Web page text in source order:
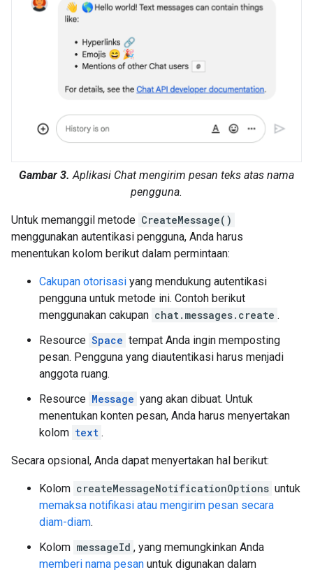
Gambar 3. Aplikasi Chat mengirim pesan teks atas nama
pengguna.
Untuk memanggil metode CreateMessage()
menggunakan autentikasi pengguna, Anda harus
menentukan kolom berikut dalam permintaan:
Cakupan otorisasi yang mendukung autentikasi
pengguna untuk metode ini. Contoh berikut
menggunakan cakupan chat.messages.create .
Resource Space tempat Anda ingin memposting
pesan. Pengguna yang diautentikasi harus menjadi
anggota ruang.
Resource Message yang akan dibuat. Untuk
menentukan konten pesan, Anda harus menyertakan
kolom text .
Secara opsional, Anda dapat menyertakan hal berikut:
Kolom createMessageNotificationOptions untuk
memaksa notifikasi atau mengirim pesan secara
diam-diam.
Kolom messageId , yang memungkinkan Anda
memberi nama pesan untuk digunakan dalam